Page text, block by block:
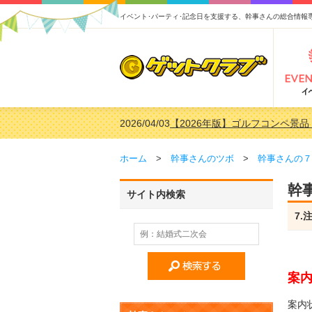
イベント･パーティ･記念日を支援する、幹事さんの総合情報
2026/02/16【2026年版】結婚式の二次会
2026/02/03【2026年版】ゴルフコンペ景
【2026年版】ビンゴゲーム景
ホーム > 幹事さんのツボ > 幹事さんの
サイト内検索 幹
7.
案
案内